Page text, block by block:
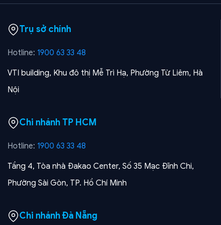
Trụ sở chính
Hotline: 1900 63 33 48
VTI building, Khu đô thị Mễ Trì Hạ, Phường Từ Liêm, Hà
Nội
Chi nhánh TP HCM
Hotline: 1900 63 33 48
Tầng 4, Tòa nhà Đakao Center, Số 35 Mạc Đĩnh Chi,
Phường Sài Gòn, TP. Hồ Chí Minh
Chi nhánh Đà Nẵng